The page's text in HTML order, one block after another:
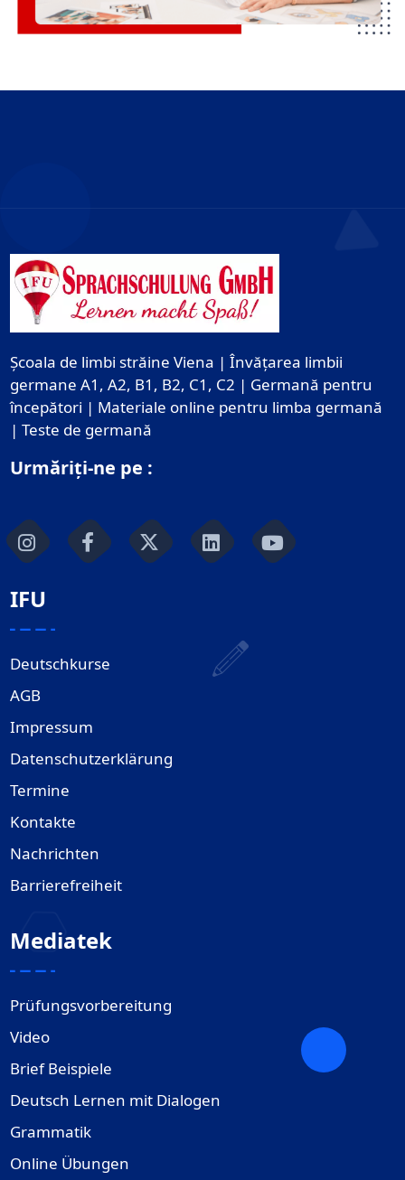
Școala de limbi străine Viena | Învățarea limbii
germane A1, A2, B1, B2, C1, C2 | Germană pentru
începători | Materiale online pentru limba germană
| Teste de germană
Urmăriți-ne pe :
IFU
Deutschkurse
AGB
Impressum
Datenschutzerklärung
Termine
Kontakte
Nachrichten
Barrierefreiheit
Mediatek
Prüfungsvorbereitung
Video
Brief Beispiele
Deutsch Lernen mit Dialogen
Grammatik
Online Übungen